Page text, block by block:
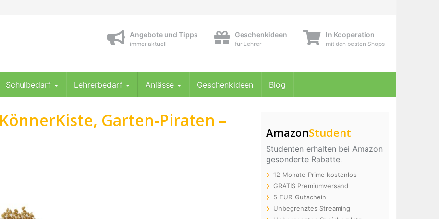
Angebote und Tipps
immer aktuell
Geschenkideen
für Lehrer
In Kooperation
mit den besten Shops
Schulbedarf Lehrerbedarf Anlässe Geschenkideen Blog
Garten-Piraten –
AmazonStudent
Studenten erhalten bei Amazon
gesonderte Rabatte.
12 Monate Prime kostenlos
GRATIS Premiumversand
5 EUR-Gutschein
Unbegrenztes Streaming